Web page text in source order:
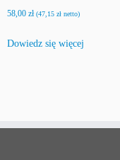
58,00 zł (47,15 zł netto)
Dowiedz się więcej